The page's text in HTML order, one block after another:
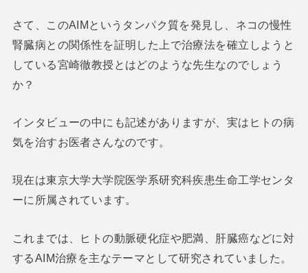
さて、このAIMというタンパク質を発見し、ネコの慢性
腎臓病との関係性を証明した上で治療法を確立しようと
している宮崎徹教授とはどのような先生なのでしょう
か？
インタビューの中にも記述がありますが、実はヒトの病
気を治すお医者さんなのです。
現在は東京大学大学院医学系研究科疾患生命工学センタ
ーに所属されています。
これまでは、ヒトの動脈硬化症や肥満、肝臓癌などに対
するAIM治療を主なテーマとして研究されていました。